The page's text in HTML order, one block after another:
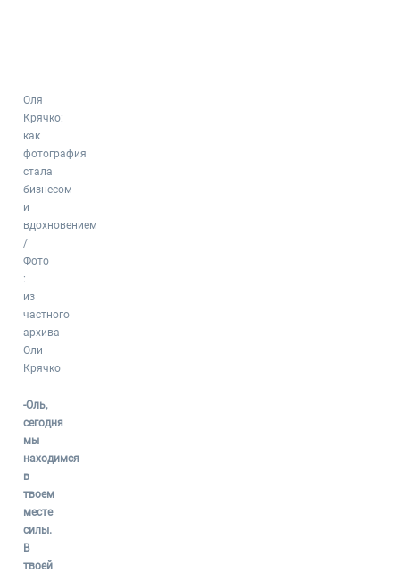
Оля
Крячко:
как
фотография
стала
бизнесом
и
вдохновением
/
Фото
:
из
частного
архива
Оли
Крячко
-Оль,
сегодня
мы
находимся
в
твоем
месте
силы.
В
твоей